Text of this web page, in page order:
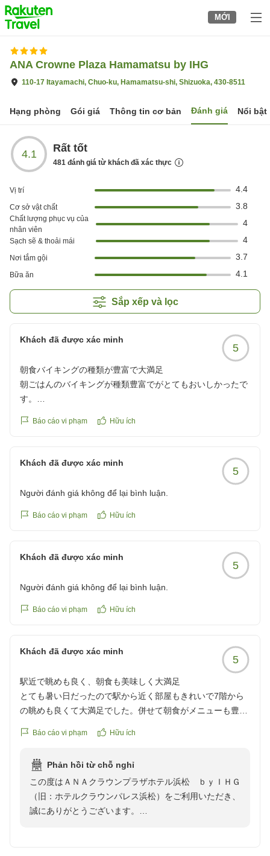
to
top
page
MỚI
ANA Crowne Plaza Hamamatsu by IHG
110-17 Itayamachi, Chuo-ku, Hamamatsu-shi, Shizuoka, 430-8511
Hạng phòng Gói giá Thông tin cơ bản Đánh giá Nổi bật
4.1 Rất tốt
481 đánh giá từ khách đã xác thực
Vị trí 4.4
Cơ sở vật chất 3.8
Chất lượng phục vụ của
nhân viên
4
Sạch sẽ & thoải mái 4
Nơi tắm gội 3.7
Bữa ăn 4.1
Sắp xếp và lọc
Khách đã được xác minh
5
朝食バイキングの種類が豊富で大満足
朝ごはんのバイキングが種類豊富でがとてもおいしかったで
す。
https://review.travel.rakuten.co.jp/hotel/voice/2920?
Báo cáo vi phạm Hữu ích
Khách đã được xác minh
5
Người đánh giá không để lại bình luận.
Báo cáo vi phạm Hữu ích
Khách đã được xác minh
5
Người đánh giá không để lại bình luận.
Báo cáo vi phạm Hữu ích
Khách đã được xác minh
5
駅近で眺めも良く、朝食も美味しく大満足
とても暑い日だったので駅から近く部屋もきれいで7階から
の眺めも良くて大満足でした。併せて朝食がメニューも豊富
た。
https://review.travel.rakuten.co.jp/hotel/voice/2920?
reviewId=33123478198665
Báo cáo vi phạm Hữu ích
Phản hồi từ chỗ nghỉ
この度はＡＮＡクラウンプラザホテル浜松 ｂｙＩＨＧ
（旧：ホテルクラウンパレス浜松）をご利用いただき、
誠にありがとうございます。